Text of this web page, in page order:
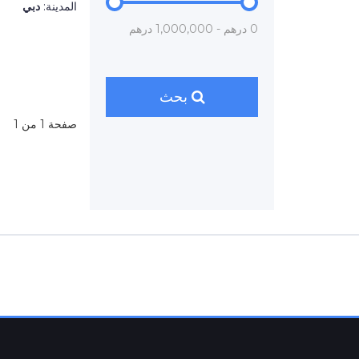
0 درهم - 1,000,000 درهم
بحث
المدينة: دبي
صفحة 1 من 1